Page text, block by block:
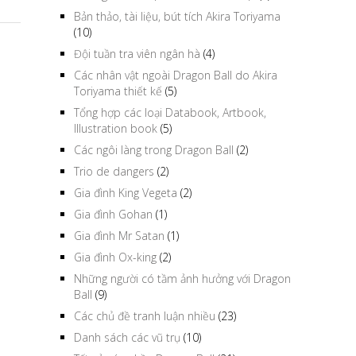
Bản thảo, tài liệu, bút tích Akira Toriyama
(10)
Đội tuần tra viên ngân hà (4)
Các nhân vật ngoài Dragon Ball do Akira
Toriyama thiết kế (5)
Tổng hợp các loại Databook, Artbook,
Illustration book (5)
Các ngôi làng trong Dragon Ball (2)
Trio de dangers (2)
Gia đình King Vegeta (2)
Gia đình Gohan (1)
Gia đình Mr Satan (1)
Gia đình Ox-king (2)
Những người có tầm ảnh hưởng với Dragon
Ball (9)
Các chủ đề tranh luận nhiều (23)
Danh sách các vũ trụ (10)